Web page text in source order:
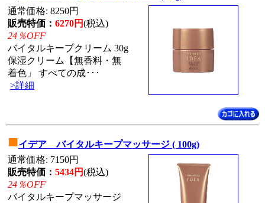
通常価格: 8250円
販売特価： 6270円(税込)
24％OFF
バイタルキープクリーム 30g
保湿クリーム【無香料・無
着色」 すべての成･･･
>詳細
■イデア バイタルキープマッサージ ( 100g)
通常価格: 7150円
販売特価： 5434円(税込)
24％OFF
バイタルキープマッサージ